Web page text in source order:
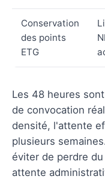
Conservation
des points
ETG
Les 48 heures
de convocation
densité, l'attente
plusieurs
éviter de perdre
attente